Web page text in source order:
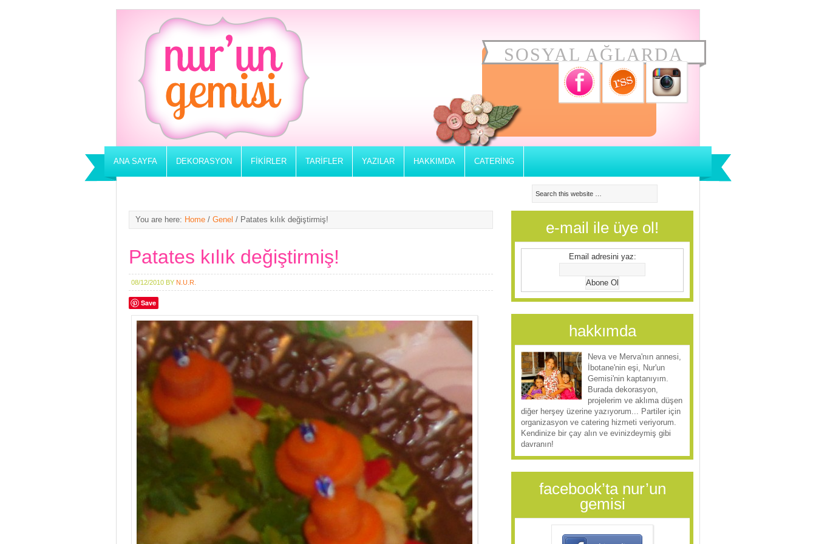
SOSYAL AĞLARDA
ANA SAYFA DEKORASYON FIKIRLER TARIFLER YAZILAR HAKKIMDA CATERING
You are here: Home / Genel / Patates kılık değiştirmiş!
Patates kılık değiştirmiş!
08/12/2010 BY N.U.R.
Save
e-mail ile üye ol!
Email adresini yaz:
hakkımda
Neva ve Merva'nın annesi,
İbotane'nin eşi, Nur'un
Gemisi'nin kaptanıyım.
Burada dekorasyon,
projelerim ve aklıma düşen
diğer herşey üzerine yazıyorum... Partiler için
organizasyon ve catering hizmeti veriyorum.
Kendinize bir çay alın ve evinizdeymiş gibi
davranın!
facebook’ta nur’un
gemisi